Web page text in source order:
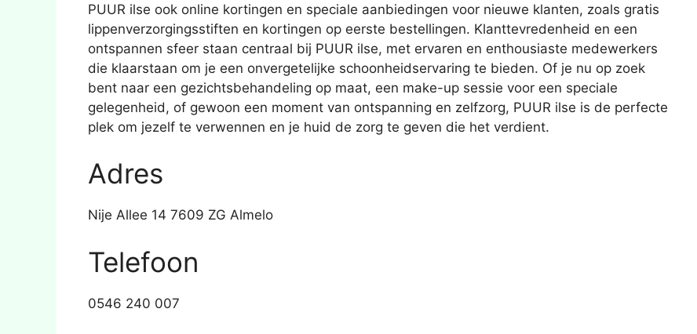
PUUR ilse ook online kortingen en speciale aanbiedingen voor nieuwe klanten, zoals gratis
lippenverzorgingsstiften en kortingen op eerste bestellingen. Klanttevredenheid en een
ontspannen sfeer staan centraal bij PUUR ilse, met ervaren en enthousiaste medewerkers
die klaarstaan om je een onvergetelijke schoonheidservaring te bieden. Of je nu op zoek
bent naar een gezichtsbehandeling op maat, een make-up sessie voor een speciale
gelegenheid, of gewoon een moment van ontspanning en zelfzorg, PUUR ilse is de perfecte
plek om jezelf te verwennen en je huid de zorg te geven die het verdient.
Adres
Nije Allee 14 7609 ZG Almelo
Telefoon
0546 240 007